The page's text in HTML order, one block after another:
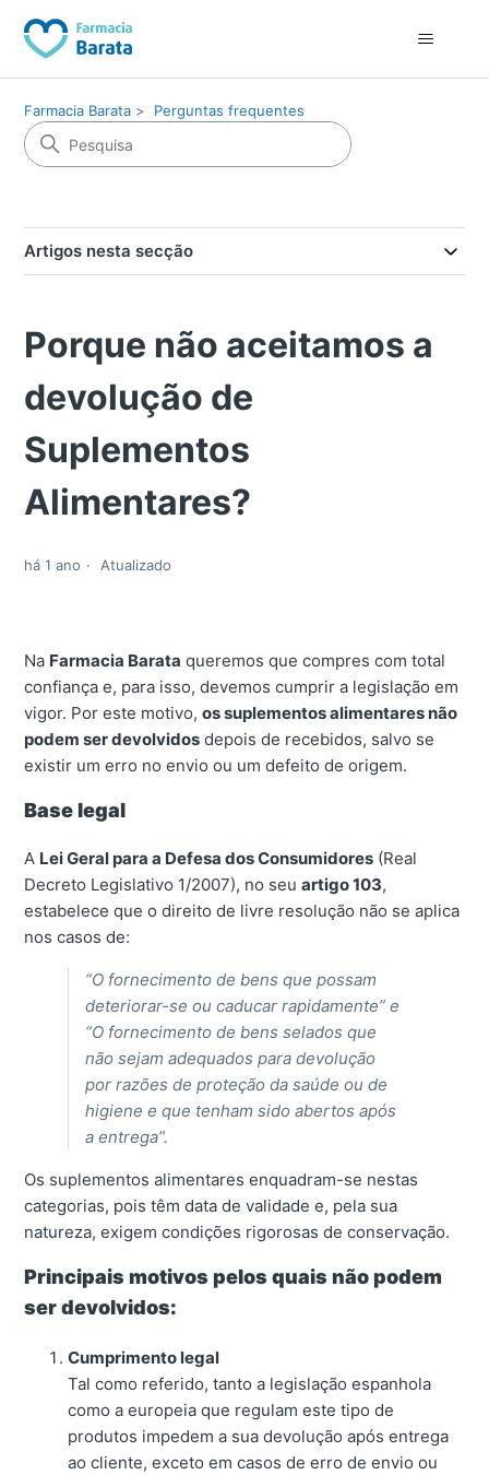
Farmacia Barata Perguntas frequentes
Artigos nesta secção
Porque não aceitamos a
devolução de
Suplementos
Alimentares?
há 1 ano Atualizado
Na Farmacia Barata queremos que compres com total
confiança e, para isso, devemos cumprir a legislação em
vigor. Por este motivo,os suplementos alimentares não
podem ser devolvidos depois de recebidos, salvo se
existir um erro no envio ou um defeito de origem.
Base legal
A Lei Geral para a Defesa dos Consumidores (Real
Decreto Legislativo 1/2007), no seuartigo 103,
estabelece que o direito de livre resolução não se aplica
nos casos de:
“O fornecimento de bens que possam
deteriorar-se ou caducar rapidamente” e
“O fornecimento de bens selados que
não sejam adequados para devolução
por razões de proteção da saúde ou de
higiene e que tenham sido abertos após
a entrega”.
Os suplementos alimentares enquadram-se nestas
categorias, pois têm data de validade e, pela sua
natureza, exigem condições rigorosas de conservação.
Principais motivos pelos quais não podem
ser devolvidos:
Cumprimento legal
Tal como referido, tanto a legislação espanhola
como a europeia que regulam este tipo de
produtos impedem a sua devolução após entrega
ao cliente, exceto em casos de erro de envio ou